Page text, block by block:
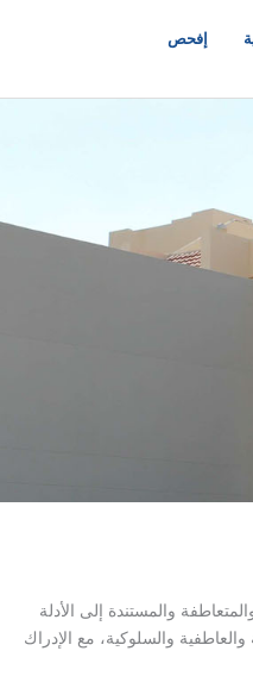
إفحص
والمستندة إلى الأدلة
والسلوكية، مع الإدراك